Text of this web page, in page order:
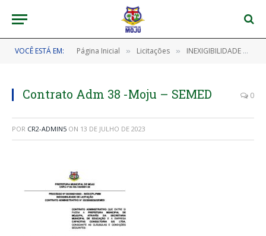
VOCÊ ESTÁ EM: Página Inicial » Licitações » INEXIGIBILIDADE Nº 202306010001 (CONTRATAÇÃO DE EMPRESA ESPECIALIZADA NA PRESTAÇÃO DE SERVIÇOS DE PESQUISA E COMPARAÇÃO DE PREÇOS NO SISTEMA ONLINE DO “BANCO DE PREÇOS”)
Contrato Adm 38 -Moju – SEMED 0
POR CR2-ADMIN5 ON 13 DE JULHO DE 2023